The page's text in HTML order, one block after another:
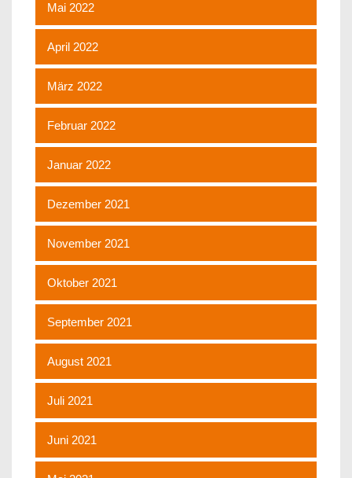
Mai 2022
April 2022
März 2022
Februar 2022
Januar 2022
Dezember 2021
November 2021
Oktober 2021
September 2021
August 2021
Juli 2021
Juni 2021